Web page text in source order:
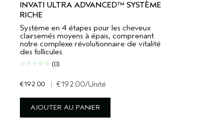
INVATI ULTRA ADVANCED™ SYSTÈME
RICHE
Système en 4 étapes pour les cheveux
clairsemés moyens à épais, comprenant
notre complexe révolutionnaire de vitalité
des follicules.
(0)
€192.00 | €192.00/Unité
AJOUTER AU PANIER